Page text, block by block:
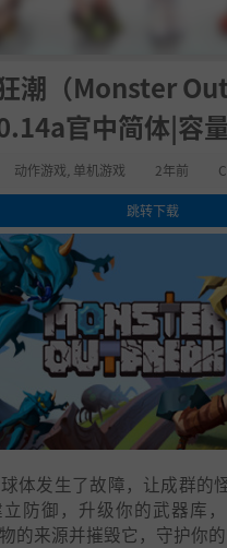
狂潮（Monster
官中简体|容
动作游戏 单机游戏 2年前
跳转下载
戏
体发生了故障，让成群的
防御，升级你的武器库
的来源并摧毁它，守护你的